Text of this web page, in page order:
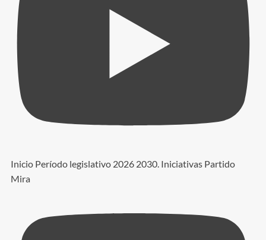
Inicio Período legislativo 2026 2030. Iniciativas Partido
Mira